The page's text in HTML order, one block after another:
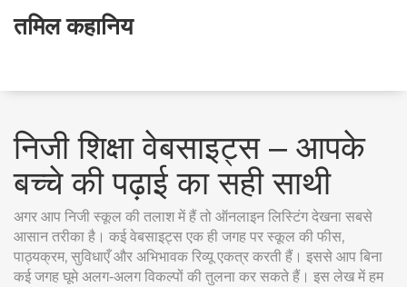
तमिल कहानिय
निजी शिक्षा वेबसाइट्स – आपके
बच्चे की पढ़ाई का सही साथी
अगर आप निजी स्कूल की तलाश में हैं तो ऑनलाइन लिस्टिंग देखना सबसे
आसान तरीका है। कई वेबसाइट्स एक ही जगह पर स्कूल की फीस,
पाठ्यक्रम, सुविधाएँ और अभिभावक रिव्यू एकत्र करती हैं। इससे आप बिना
कई जगह घूमे अलग‑अलग विकल्पों की तुलना कर सकते हैं। इस लेख में हम